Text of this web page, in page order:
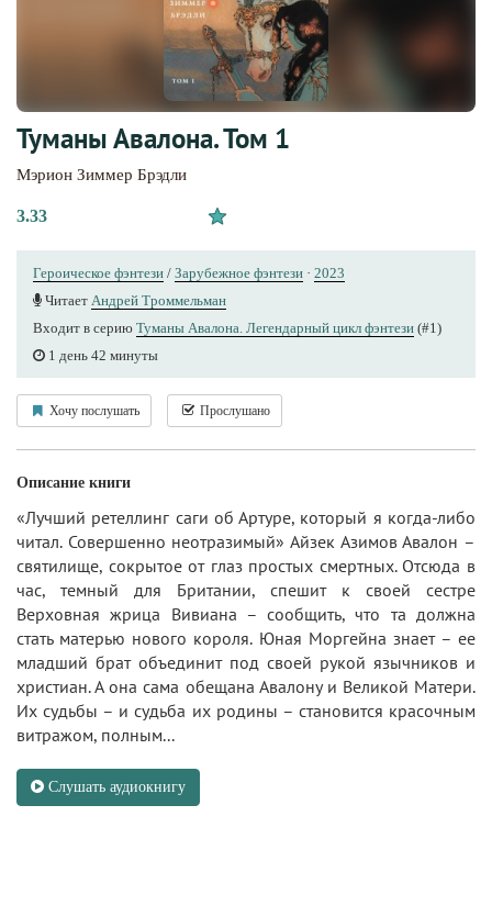
Туманы Авалона. Том 1
Мэрион Зиммер Брэдли
3.33
Героическое фэнтези / Зарубежное фэнтези · 2023
Читает Андрей Троммельман
Входит в серию Туманы Авалона. Легендарный цикл фэнтези (#1)
1 день 42 минуты
Хочу послушать Прослушано
Описание книги
«Лучший ретеллинг саги об Артуре, который я когда-либо
читал. Совершенно неотразимый» Айзек Азимов Авалон –
святилище, сокрытое от глаз простых смертных. Отсюда в
час, темный для Британии, спешит к своей сестре
Верховная жрица Вивиана – сообщить, что та должна
стать матерью нового короля. Юная Моргейна знает – ее
младший брат объединит под своей рукой язычников и
христиан. А она сама обещана Авалону и Великой Матери.
Их судьбы – и судьба их родины – становится красочным
витражом, полным...
Слушать аудиокнигу